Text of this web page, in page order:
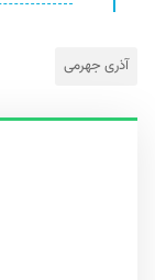
آذری جهرمی